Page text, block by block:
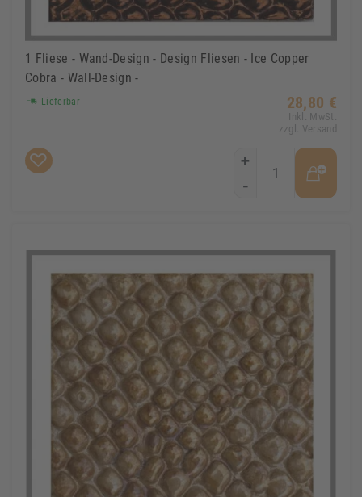
1 Fliese - Wand-Design - Design Fliesen - Ice Copper
Cobra - Wall-Design -
Lieferbar 28,80 €
Inkl. MwSt.
zzgl. Versand
+
-